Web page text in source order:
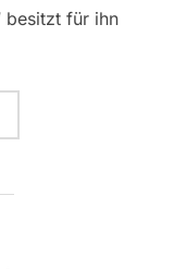
besitzt für ihn
STEINBERG